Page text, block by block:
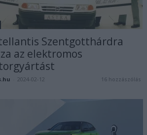
Szentgotthárdra
az elektromos
2024-02-12 16 hozzászólás